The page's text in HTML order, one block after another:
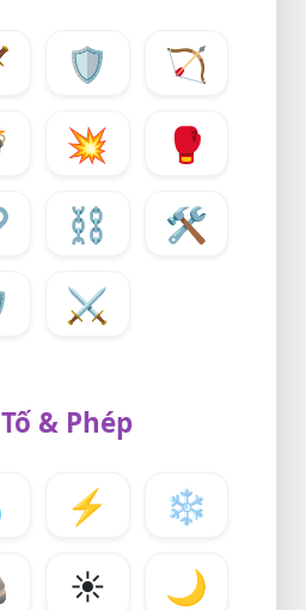
🛡️
🏹
💥
🥊
⛓️
🛠️
⚔️
& Phép
⚡
❄️
☀️
🌙